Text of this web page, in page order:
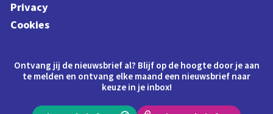
Privacy
Cookies
Ontvang jij de nieuwsbrief al? Blijf op de hoogte door je aan
te melden en ontvang elke maand een nieuwsbrief naar
keuze in je inbox!